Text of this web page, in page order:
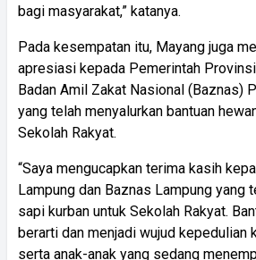
bagi masyarakat,” katanya.
Pada kesempatan itu, Mayang juga
apresiasi kepada Pemerintah
Badan Amil Zakat Nasional (Baznas)
yang telah menyalurkan bantuan
Sekolah Rakyat.
“Saya mengucapkan terima kasih
Lampung dan Baznas Lampung yang
sapi kurban untuk Sekolah Rakyat.
berarti dan menjadi wujud kepedulian
serta anak-anak yang sedang